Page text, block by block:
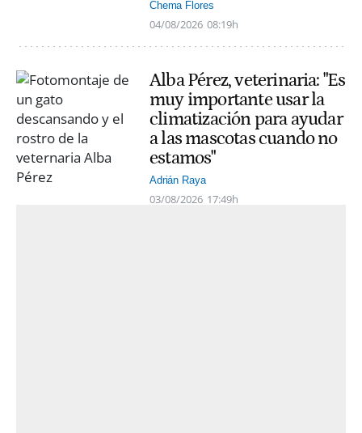
Chema Flores
04/08/2026 08:19h
Alba Pérez, veterinaria: "Es
muy importante usar la
climatización para ayudar
a las mascotas cuando no
estamos"
Adrián Raya
03/08/2026 17:49h